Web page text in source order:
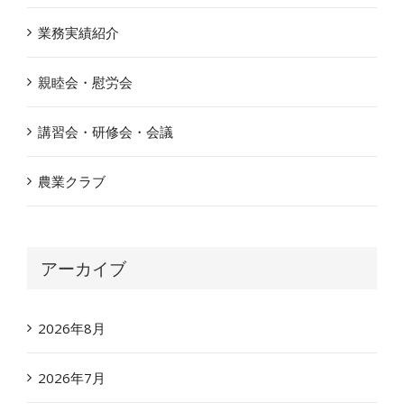
業務実績紹介
親睦会・慰労会
講習会・研修会・会議
農業クラブ
アーカイブ
2026年8月
2026年7月